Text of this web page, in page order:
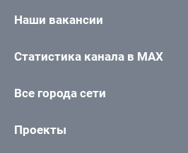
Наши вакансии
Статистика канала в MAX
Все города сети
Проекты